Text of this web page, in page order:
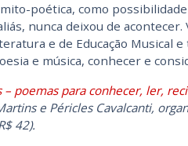
poética, como
nunca deixou de
e de Educação Musical
e música, conhecer e
– poemas para conhecer, ler,
e Péricles Cavalcanti,
42).